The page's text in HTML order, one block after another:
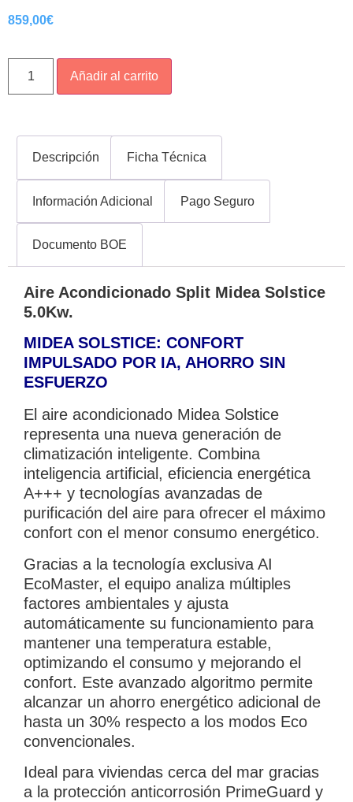
859,00€
Añadir al carrito
Descripción Ficha Técnica
Información Adicional Pago Seguro
Documento BOE
Aire Acondicionado Split Midea Solstice
5.0Kw.
MIDEA SOLSTICE: CONFORT
IMPULSADO POR IA, AHORRO SIN
ESFUERZO
El aire acondicionado Midea Solstice
representa una nueva generación de
climatización inteligente. Combina
inteligencia artificial, eficiencia energética
A+++ y tecnologías avanzadas de
purificación del aire para ofrecer el máximo
confort con el menor consumo energético.
Gracias a la tecnología exclusiva AI
EcoMaster, el equipo analiza múltiples
factores ambientales y ajusta
automáticamente su funcionamiento para
mantener una temperatura estable,
optimizando el consumo y mejorando el
confort. Este avanzado algoritmo permite
alcanzar un ahorro energético adicional de
hasta un 30% respecto a los modos Eco
convencionales.
Ideal para viviendas cerca del mar gracias
a la protección anticorrosión PrimeGuard y